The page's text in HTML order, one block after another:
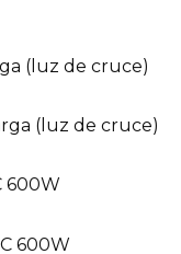
(luz de cruce)
(luz de cruce)
600W
600W